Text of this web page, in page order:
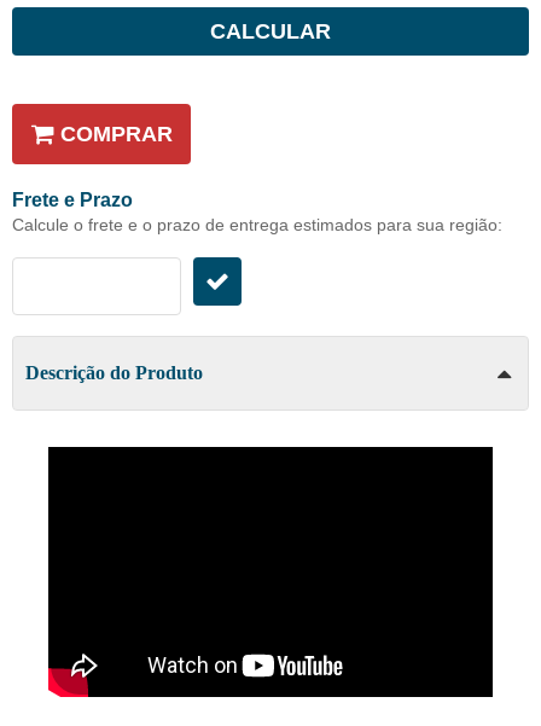
CALCULAR
COMPRAR
Frete e Prazo
Calcule o frete e o prazo de entrega estimados para sua região:
Descrição do Produto